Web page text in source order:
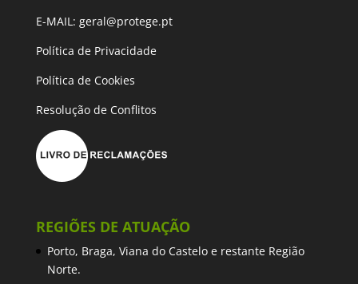
E-MAIL: geral@protege.pt
Política de Privacidade
Política de Cookies
Resolução de Conflitos
REGIÕES DE ATUAÇÃO
Porto, Braga, Viana do Castelo e restante Região
Norte.